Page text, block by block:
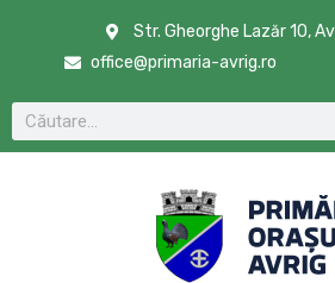
Str. Gheorghe Lazăr 10,
office@primaria-avrig.ro